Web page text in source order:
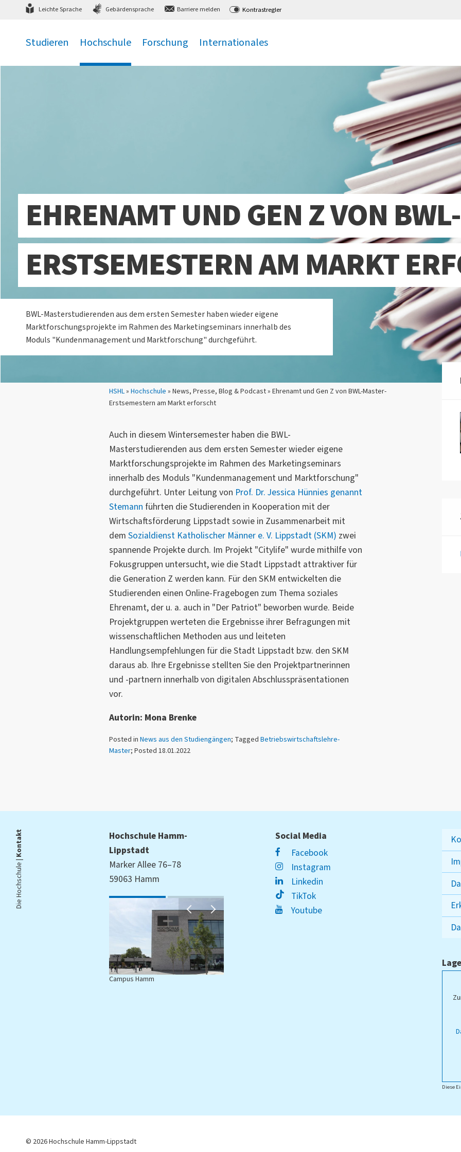
zum Hauptmenü zum Inhalt,
Leichte Sprache Gebärdensprache Barriere melden Kontrastregler
Studieren Hochschule Forschung Internationales
Sie sind hier:
HSHL» Hochschule » News, Presse, Blog & Podcast » Ehrenamt und Gen Z von BWL-Master-
Erstsemestern am Markt erforscht
EHRENAMT UND GEN Z VON
ERSTSEMESTERN AM MARKT
BWL-Masterstudierenden aus dem ersten Semester haben wieder eigene
Marktforschungsprojekte im Rahmen des Marketingseminars innerhalb des
Moduls "Kundenmanagement und Marktforschung" durchgeführt.
Auch in diesem Wintersemester haben die BWL-
Masterstudierenden aus dem ersten Semester wieder eigene
Marktforschungsprojekte im Rahmen des Marketingseminars
innerhalb des Moduls "Kundenmanagement und Marktforschung"
durchgeführt. Unter Leitung von Prof. Dr. Jessica Hünnies genannt
Stemann führten die Studierenden in Kooperation mit der
Wirtschaftsförderung Lippstadt sowie in Zusammenarbeit mit
dem Sozialdienst Katholischer Männer e. V. Lippstadt (SKM) zwei
spannende Projekte durch. Im Projekt "Citylife" wurde mithilfe von
Fokusgruppen untersucht, wie die Stadt Lippstadt attraktiver für
die Generation Z werden kann. Für den SKM entwickelten die
Studierenden einen Online-Fragebogen zum Thema soziales
Ehrenamt, der u. a. auch in "Der Patriot" beworben wurde. Beide
Projektgruppen werteten die Ergebnisse ihrer Befragungen mit
wissenschaftlichen Methoden aus und leiteten
Handlungsempfehlungen für die Stadt Lippstadt bzw. den SKM
daraus ab. Ihre Ergebnisse stellten Sie den Projektpartnerinnen
und -partnern innerhalb von digitalen Abschlusspräsentationen
vor.
Autorin: Mona Brenke
Posted in News aus den Studiengängen; Tagged Betriebswirtschaftslehre-
Master; Posted 18.01.2022
Die Hochschule |
Kontakt
Hochschule Hamm-
Lippstadt
Marker Allee 76–78
59063 Hamm
Campus Hamm
Social Media
Facebook
Instagram
Linkedin
TikTok
Youtube
Diese
© 2026 Hochschule Hamm-Lippstadt